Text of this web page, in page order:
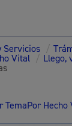
Servicios /
Vital / Llego,
TemaPor Hecho